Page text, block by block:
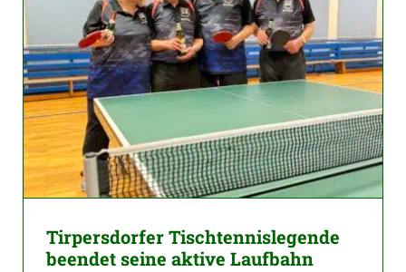
Tirpersdorfer Tischtennislegende
beendet seine aktive Laufbahn